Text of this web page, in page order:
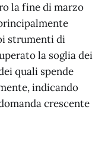
la fine di marzo
strumenti di
la soglia dei
quali spende
indicando
crescente